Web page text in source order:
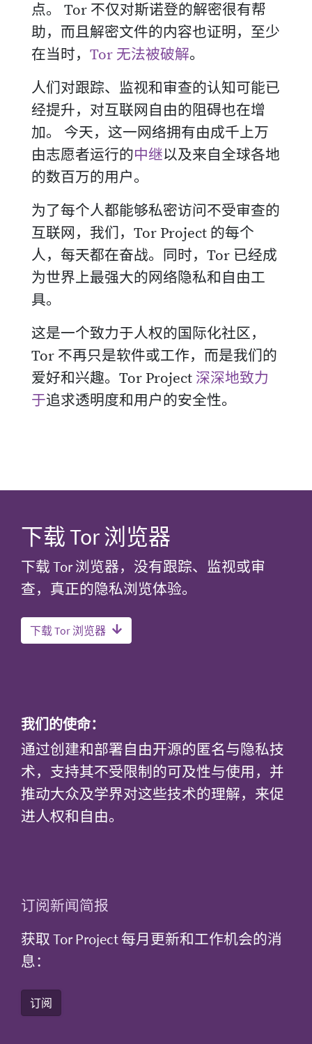
点。 Tor 不仅对斯诺登的解密很有帮
助，而且解密文件的内容也证明，至少
在当时， Tor 无法被破解。
人们对跟踪、监视和审查的认知可能已
经提升，对互联网自由的阻碍也在增
加。 今天，这一网络拥有由成千上万
由志愿者运行的中继以及来自全球各地
的数百万的用户。
为了每个人都能够私密访问不受审查的
互联网，我们，Tor Project 的每个
人，每天都在奋战。同时，Tor 已经成
为世界上最强大的网络隐私和自由工
具。
这是一个致力于人权的国际化社区，
Tor 不再只是软件或工作，而是我们的
爱好和兴趣。Tor Project 深深地致力
于追求透明度和用户的安全性。
下载 Tor 浏览器
下载 Tor 浏览器，没有跟踪、监视或审
查，真正的隐私浏览体验。
下载 Tor 浏览器
我们的使命：
通过创建和部署自由开源的匿名与隐私技
术，支持其不受限制的可及性与使用，并
推动大众及学界对这些技术的理解，来促
进人权和自由。
订阅新闻简报
获取 Tor Project 每月更新和工作机会的消
息：
订阅